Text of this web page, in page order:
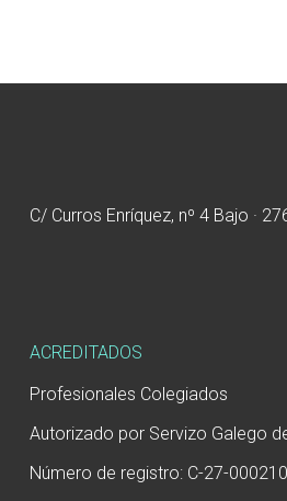
C/ Curros Enríquez, nº 4 Bajo ·
ACREDITADOS
Profesionales Colegiados
Autorizado por Servizo Galego
Número de registro: C-27-000210